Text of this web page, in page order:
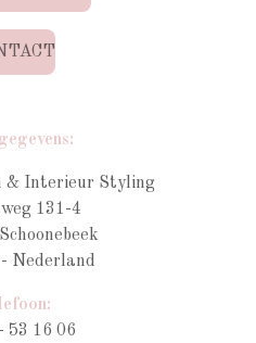
& Interieur Styling
131-4
Nederland
53 16 06